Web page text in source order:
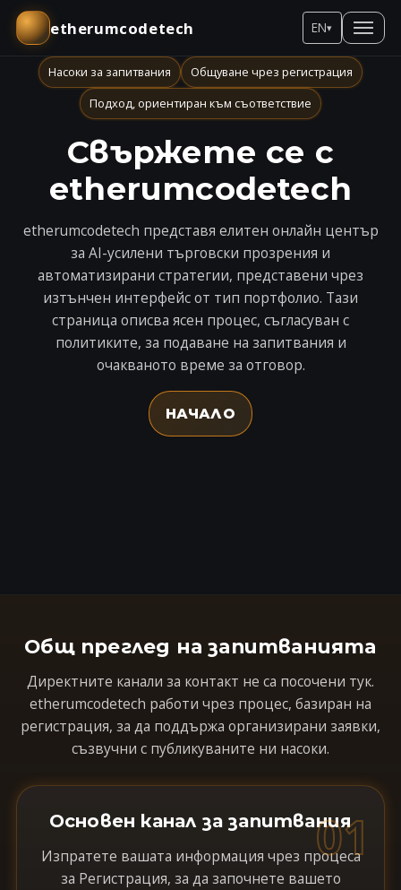
etherumcodetech EN▾
Насоки за запитвания
Общуване чрез регистрация
Подход, ориентиран към съответствие
Свържете се с
etherumcodetech
etherumcodetech представя елитен онлайн център
за AI-усилени търговски прозрения и
автоматизирани стратегии, представени чрез
изтънчен интерфейс от тип портфолио. Тази
страница описва ясен процес, съгласуван с
политиките, за подаване на запитвания и
очакваното време за отговор.
НАЧАЛО
Общ преглед на запитванията
Директните канали за контакт не са посочени тук.
etherumcodetech работи чрез процес, базиран на
регистрация, за да поддържа организирани заявки,
съзвучни с публикуваните ни насоки.
01
Основен канал за запитвания
Изпратете вашата информация чрез процеса
за Регистрация, за да започнете вашето